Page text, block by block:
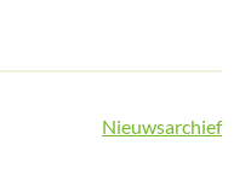
Nieuwsarchief